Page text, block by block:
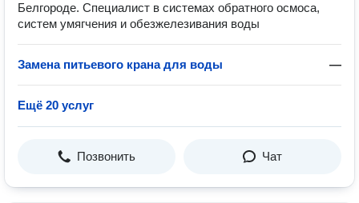
Белгороде. Специалист в системах обратного осмоса,
систем умягчения и обезжелезивания воды
Замена питьевого крана для воды —
Ещё 20 услуг
Позвонить Чат